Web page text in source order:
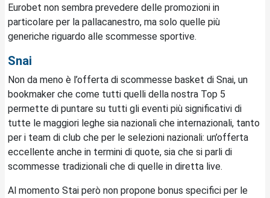
Eurobet non sembra prevedere delle promozioni in
particolare per la pallacanestro, ma solo quelle più
generiche riguardo alle scommesse sportive.
Snai
Non da meno è l’offerta di scommesse basket di Snai, un
bookmaker che come tutti quelli della nostra Top 5
permette di puntare su tutti gli eventi più significativi di
tutte le maggiori leghe sia nazionali che internazionali, tanto
per i team di club che per le selezioni nazionali: un’offerta
eccellente anche in termini di quote, sia che si parli di
scommesse tradizionali che di quelle in diretta live.
Al momento Stai però non propone bonus specifici per le